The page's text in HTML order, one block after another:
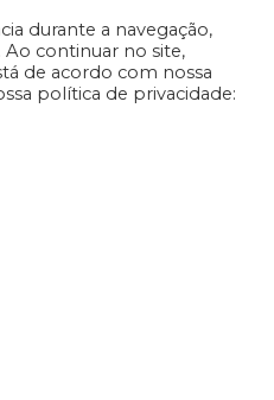
durante a navegação,
Ao continuar no site,
de acordo com nossa
política de privacidade: